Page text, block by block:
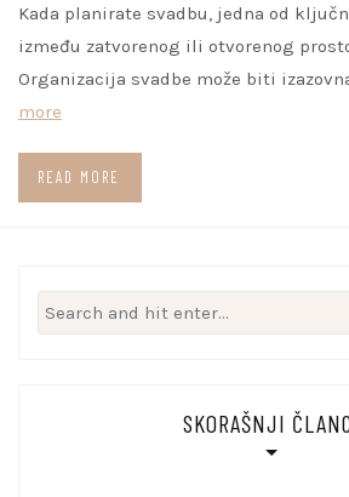
Kada planirate svadbu, jedna od
između zatvorenog ili otvorenog
Organizacija svadbe može biti
more
READ MORE
Search
for:
SKORAŠNJI